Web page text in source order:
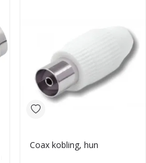
Coax kobling, hun